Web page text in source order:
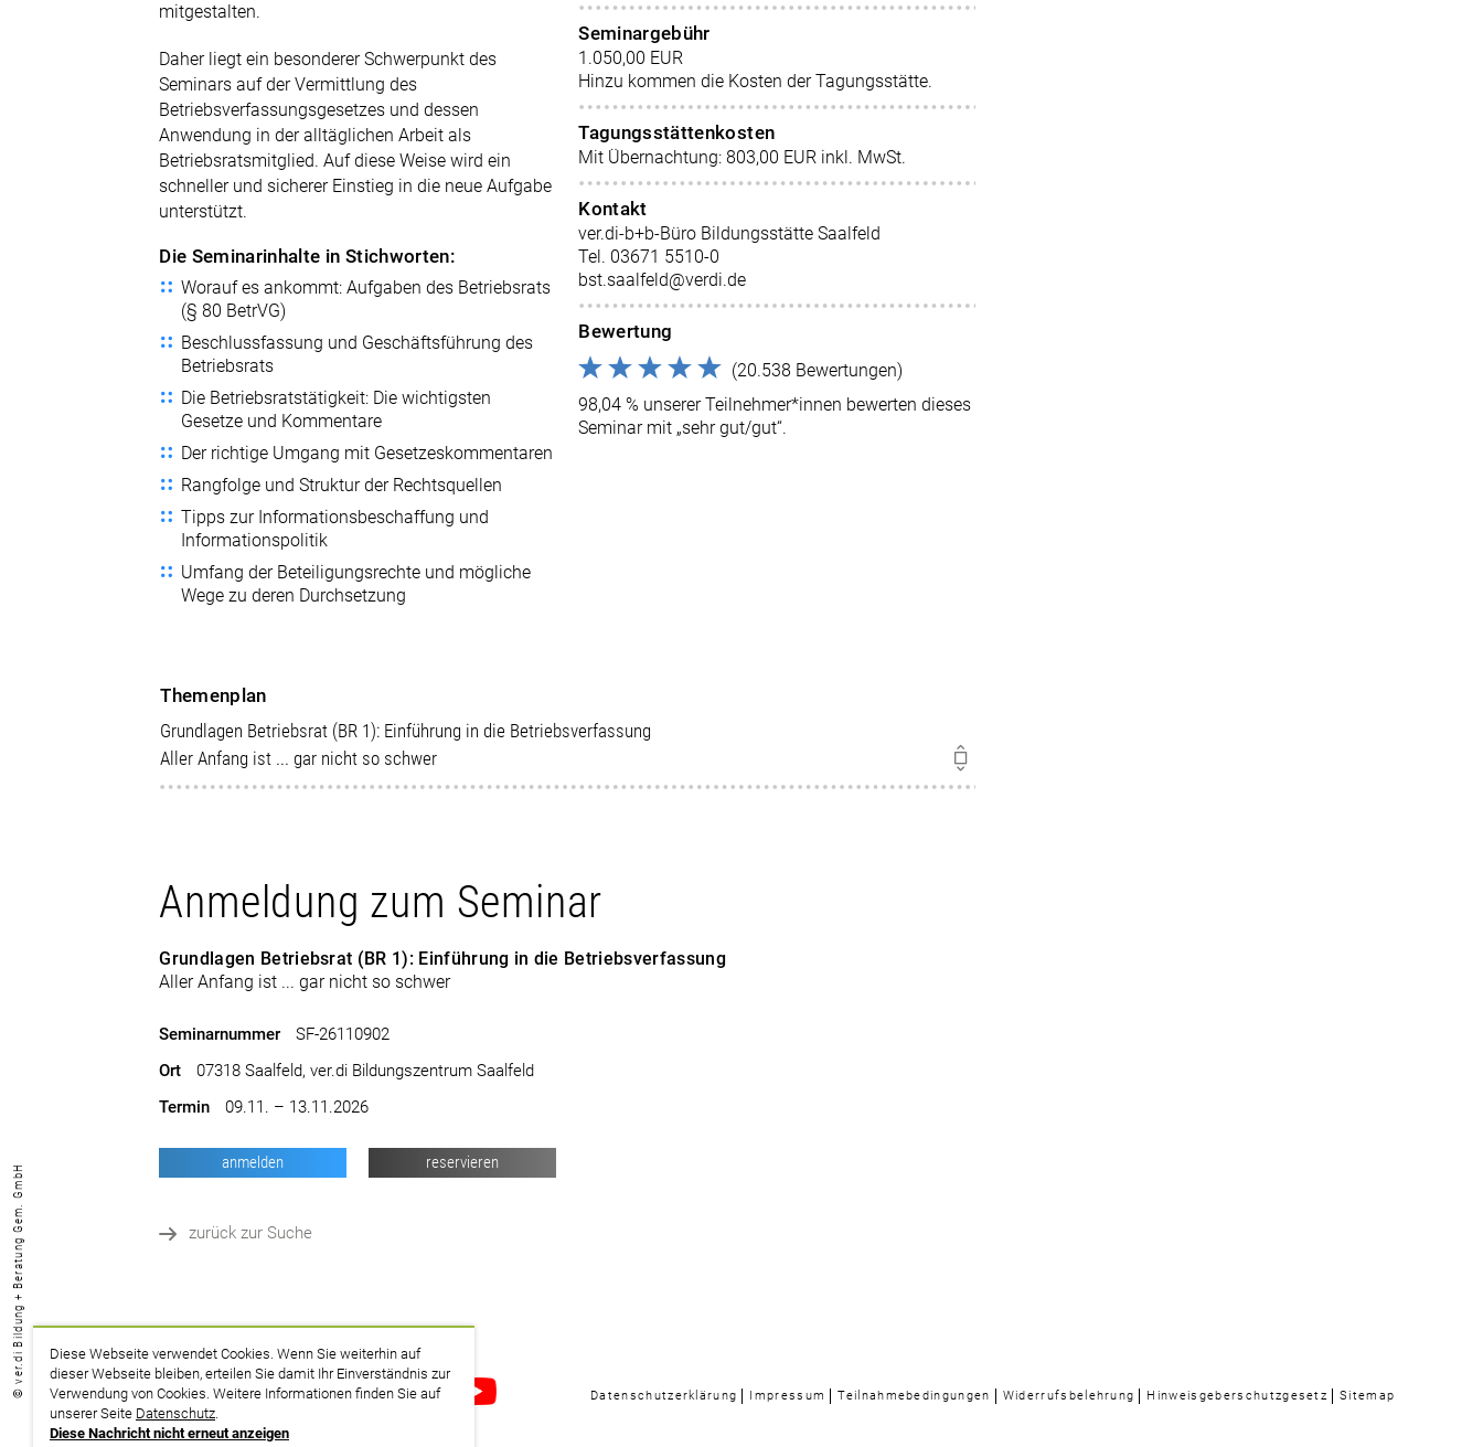
Diese Webseite verwendet Cookies. Wenn Sie weiterhin auf
dieser Webseite bleiben, erteilen Sie damit Ihr Einverständnis zur
Verwendung von Cookies. Weitere Informationen finden Sie auf
unserer Seite Datenschutz.
Diese Nachricht nicht erneut anzeigen
mitgestalten.
Daher liegt ein besonderer Schwerpunkt des
Seminars auf der Vermittlung des
Betriebsverfassungsgesetzes und dessen
Anwendung in der alltäglichen Arbeit als
Betriebsratsmitglied. Auf diese Weise wird ein
schneller und sicherer Einstieg in die neue Aufgabe
unterstützt.
Die Seminarinhalte in Stichworten:
Worauf es ankommt: Aufgaben des Betriebsrats
(§ 80 BetrVG)
Beschlussfassung und Geschäftsführung des
Betriebsrats
Die Betriebsratstätigkeit: Die wichtigsten
Gesetze und Kommentare
Der richtige Umgang mit Gesetzeskommentaren
Rangfolge und Struktur der Rechtsquellen
Tipps zur Informationsbeschaffung und
Informationspolitik
Umfang der Beteiligungsrechte und mögliche
Wege zu deren Durchsetzung
Seminargebühr
1.050,00 EUR
Hinzu kommen die Kosten der Tagungsstätte.
Tagungsstättenkosten
Mit Übernachtung: 803,00 EUR inkl. MwSt.
Kontakt
ver.di-b+b-Büro Bildungsstätte Saalfeld
Tel. 03671 5510-0
bst.saalfeld@verdi.de
Bewertung
(20.538 Bewertungen)
98,04 % unserer Teilnehmer*innen bewerten dieses
Seminar mit „sehr gut/gut“.
Themenplan
Grundlagen Betriebsrat (BR 1): Einführung in die Betriebsverfassung
Aller Anfang ist ... gar nicht so schwer
Anmeldung zum Seminar
Grundlagen Betriebsrat (BR 1): Einführung in die Betriebsverfassung
Aller Anfang ist ... gar nicht so schwer
Seminarnummer
SF-26110902
Ort
07318 Saalfeld, ver.di Bildungszentrum Saalfeld
Termin
09.11. – 13.11.2026
anmelden reservieren
zurück zur Suche
drucken Datenschutzerklärung Impressum Teilnahmebedingungen Widerrufsbelehrung Hinweisgeberschutzgesetz Sitemap
© ver.di Bildung + Beratung Gem. GmbH